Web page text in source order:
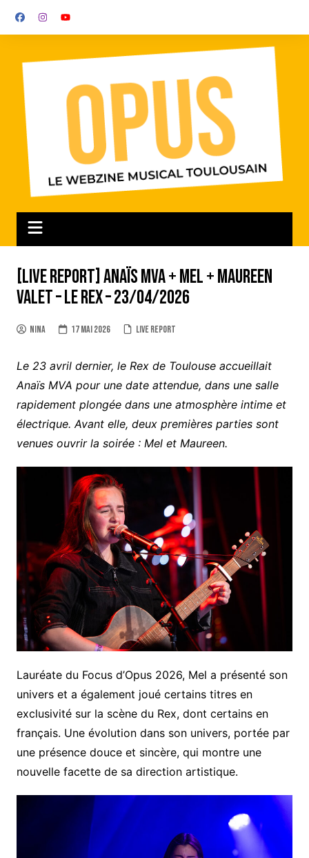
[LIVE REPORT] Anaïs MVA + Mel + Maureen
Valet – Le Rex – 23/04/2026
Nina 17 mai 2026 Live report
Le 23 avril dernier, le Rex de Toulouse accueillait
Anaïs MVA pour une date attendue, dans une salle
rapidement plongée dans une atmosphère intime et
électrique. Avant elle, deux premières parties sont
venues ouvrir la soirée : Mel et Maureen.
Lauréate du Focus d’Opus 2026, Mel a présenté son
univers et a également joué certains titres en
exclusivité sur la scène du Rex, dont certains en
français. Une évolution dans son univers, portée par
une présence douce et sincère, qui montre une
nouvelle facette de sa direction artistique.